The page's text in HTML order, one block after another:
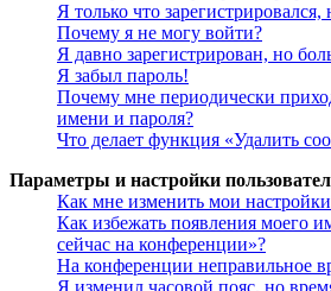
Я только что
Почему я не могу войти?
Я давно зарегистрирован, но
Я забыл пароль!
Почему мне периодически
имени и пароля?
Что делает функция «Удалить
Параметры и настройки
Как мне изменить мои
Как избежать появления моего
сейчас на конференции»?
На конференции неправильное